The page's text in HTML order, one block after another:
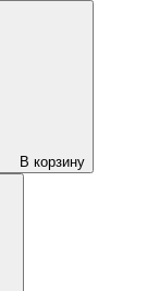
В корзину